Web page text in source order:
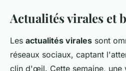
Actualités virales et
Les actualités virales sont
réseaux sociaux, captant
clin d'œil. Cette semaine, une